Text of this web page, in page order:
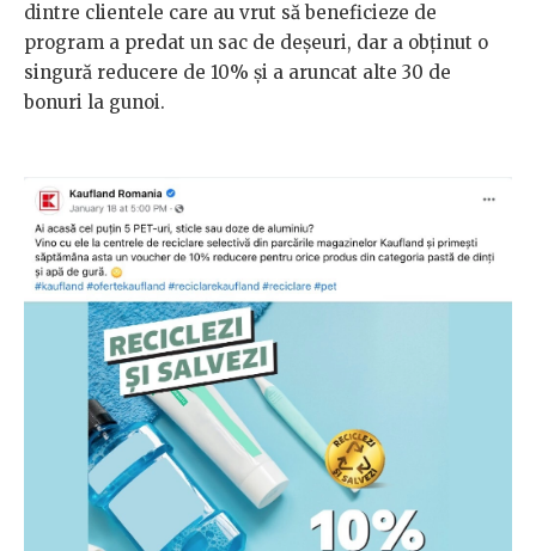
dintre clientele care au vrut să beneficieze de
program a predat un sac de deșeuri, dar a obținut o
singură reducere de 10% și a aruncat alte 30 de
bonuri la gunoi.